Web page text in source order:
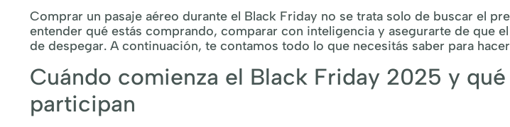
Comprar un pasaje aéreo durante el Black Friday no se trata solo de buscar el
entender qué estás comprando, comparar con inteligencia y asegurarte de que
de despegar. A continuación, te contamos todo lo que necesitás saber para
Cuándo comienza el Black Friday 2025 y
participan